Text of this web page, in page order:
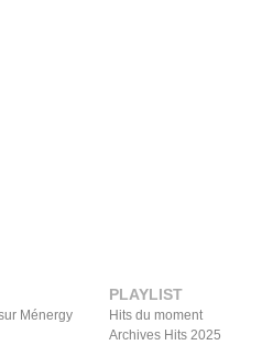
Ménergy
PLAYLIST
Hits du moment
Archives Hits 2025